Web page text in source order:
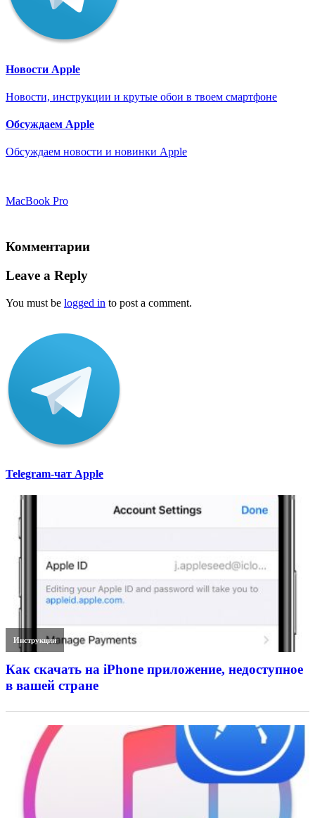
Новости Apple
Новости, инструкции и крутые обои в твоем смартфоне
Обсуждаем Apple
Обсуждаем новости и новинки Apple
MacBook Pro
Комментарии
Leave a Reply
You must be logged in to post a comment.
Telegram-чат Apple
Инструкции
Как скачать на iPhone приложение, недоступное
в вашей стране